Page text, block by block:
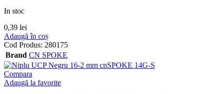
In stoc
0,39 lei
Adaugă în coș
Cod Produs: 280175
Brand CN SPOKE
Compara
Adaugă la favorite